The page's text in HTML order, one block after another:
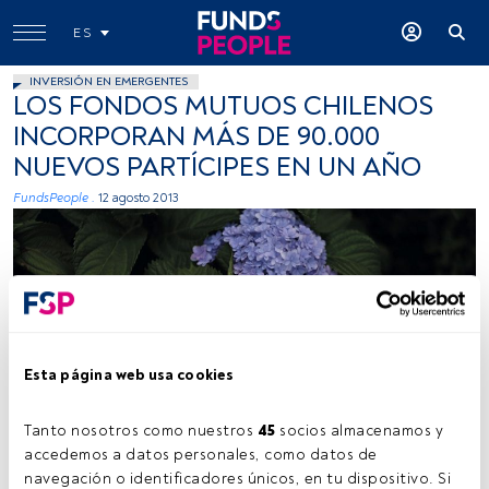
Esta página web usa cookies
Tanto nosotros como nuestros 45 socios almacenamos y
accedemos a datos personales, como datos de
navegación o identificadores únicos, en tu dispositivo. Si
ES
INVERSIÓN EN EMERGENTES
LOS FONDOS MUTUOS CHILENOS
INCORPORAN MÁS DE 90.000
NUEVOS PARTÍCIPES EN UN AÑO
FundsPeople . 12 agosto 2013
Tiempo lectura: 1 min.